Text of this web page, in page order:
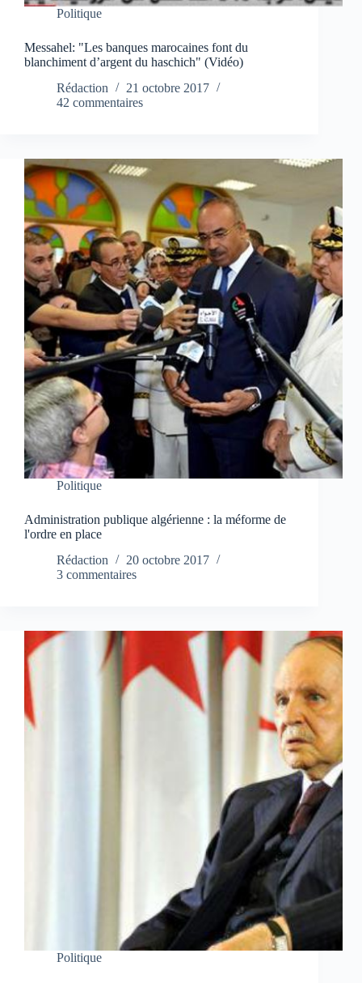
Politique
Messahel: "Les banques marocaines font du
blanchiment d’argent du haschich" (Vidéo)
Rédaction
21 octobre 2017
42 commentaires
Politique
Administration publique algérienne : la méforme de
l'ordre en place
Rédaction
20 octobre 2017
3 commentaires
Politique